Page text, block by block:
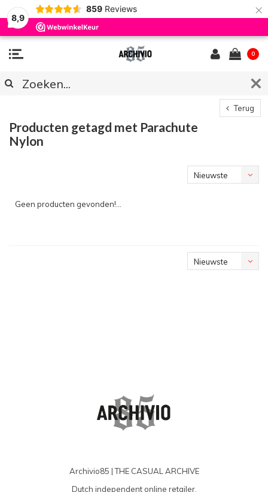
8,9
859 Reviews ×
0
Terug
Producten getagd met Parachute
Nylon
Nieuwste
Geen producten gevonden!...
Nieuwste
Archivio85 | THE CASUAL ARCHIVE
Dutch independent online retailer.